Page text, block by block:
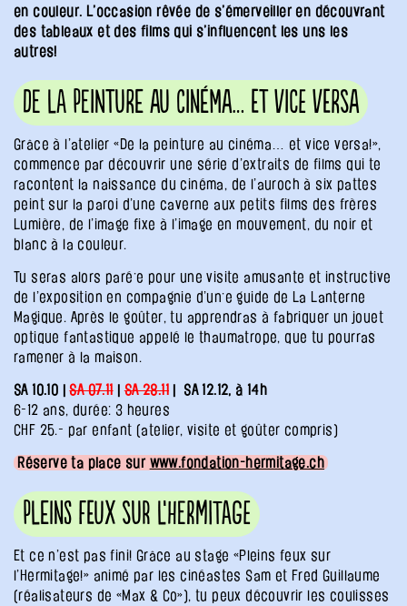
en couleur. L’occasion rêvée de s’émerveiller en découvrant
des tableaux et des films qui s’influencent les uns les
autres!
De la Peinture au cinéma… et vice versa
Grâce à l’atelier «De la peinture au cinéma… et vice versa!»,
commence par découvrir une série d’extraits de films qui te
racontent la naissance du cinéma, de l’auroch à six pattes
peint sur la paroi d’une caverne aux petits films des frères
Lumière, de l’image fixe à l’image en mouvement, du noir et
blanc à la couleur.
Tu seras alors paré·e pour une visite amusante et instructive
de l’exposition en compagnie d’un·e guide de La Lanterne
Magique. Après le goûter, tu apprendras à fabriquer un jouet
optique fantastique appelé le thaumatrope, que tu pourras
ramener à la maison.
SA 10.10 |SA 07.11|SA 28.11 | SA 12.12, à 14h
6-12 ans, durée: 3 heures
CHF 25.- par enfant (atelier, visite et goûter compris)
Réserve ta place sur www.fondation-hermitage.ch
Pleins feux sur l’Hermitage
Et ce n’est pas fini! Grâce au stage «Pleins feux sur
l’Hermitage!» animé par les cinéastes Sam et Fred Guillaume
(réalisateurs de «Max & Co»), tu peux découvrir les coulisses